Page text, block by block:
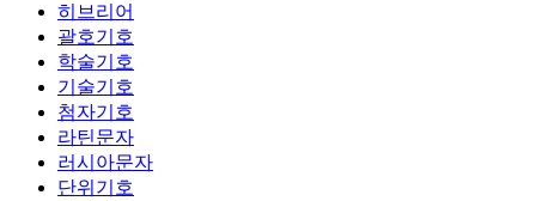
히브리어
괄호기호
학술기호
기술기호
첨자기호
라틴문자
러시아문자
단위기호